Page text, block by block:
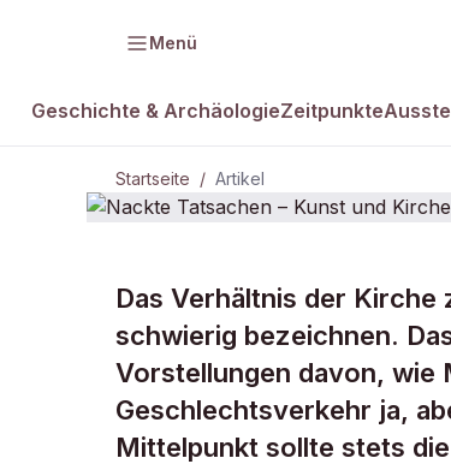
Menü
Geschichte & ArchäologieZeitpunkte
Startseite / Artikel
Nackte
und
Das Verhältnis der Kirche
schwierig bezeichnen.
Vorstellungen davon, wie
Geschlechtsverkehr ja,
Mittelpunkt sollte stets